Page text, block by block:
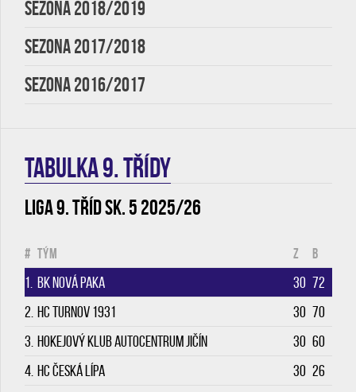
SEZONA 2018/2019
SEZONA 2017/2018
SEZONA 2016/2017
TABULKA 9. třídy
Liga 9. tříd sk. 5 2025/26
# Tým Z B
1. BK Nová Paka 30 72
2. HC Turnov 1931 30 70
3. Hokejový klub Autocentrum Jičín 30 60
4. HC Česká Lípa 30 26